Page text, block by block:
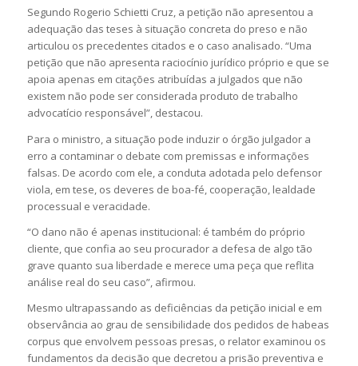
Segundo Rogerio Schietti Cruz, a petição não apresentou a
adequação das teses à situação concreta do preso e não
articulou os precedentes citados e o caso analisado. “Uma
petição que não apresenta raciocínio jurídico próprio e que se
apoia apenas em citações atribuídas a julgados que não
existem não pode ser considerada produto de trabalho
advocatício responsável”, destacou.
Para o ministro, a situação pode induzir o órgão julgador a
erro a contaminar o debate com premissas e informações
falsas. De acordo com ele, a conduta adotada pelo defensor
viola, em tese, os deveres de boa-fé, cooperação, lealdade
processual e veracidade.
“O dano não é apenas institucional: é também do próprio
cliente, que confia ao seu procurador a defesa de algo tão
grave quanto sua liberdade e merece uma peça que reflita
análise real do seu caso”, afirmou.
Mesmo ultrapassando as deficiências da petição inicial e em
observância ao grau de sensibilidade dos pedidos de habeas
corpus que envolvem pessoas presas, o relator examinou os
fundamentos da decisão que decretou a prisão preventiva e